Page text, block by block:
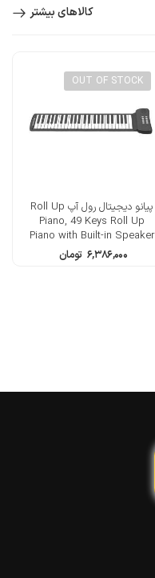
کالاهای بیشتر
OUT OF STOCK
پیانو دیجیتال رول آپ Roll Up
Piano, 49 Keys Roll Up
Piano with Built-in Speaker
16 Tones
۶,۳۸۶,۰۰۰ تومان